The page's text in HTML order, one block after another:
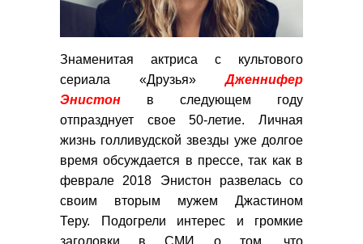
Знаменитая актриса с культового
сериала «Друзья»Дженнифер
Энистон в следующем году
отпразднует свое 50-летие. Личная
жизнь голливудской звезды уже долгое
время обсуждается в прессе, так как в
феврале 2018 Энистон развелась со
своим вторым мужем Джастином
Теру.
Подогрели интерес и громкие